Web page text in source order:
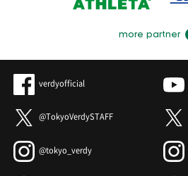
more partner
verdyofficial
@TokyoVerdySTAFF
@tokyo_verdy